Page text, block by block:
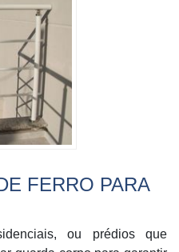
FERRO PARA
ou prédios que